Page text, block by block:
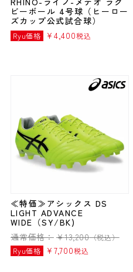
ビーボール 4号球（ヒーロー
ズカップ公式試合球）
Ryu価格 ¥ 4,400税込
≪特価≫アシックス DS
LIGHT ADVANCE
WIDE（SY/BK)
通常価格： ¥13,200（税込）
Ryu価格
¥ 7,700税込